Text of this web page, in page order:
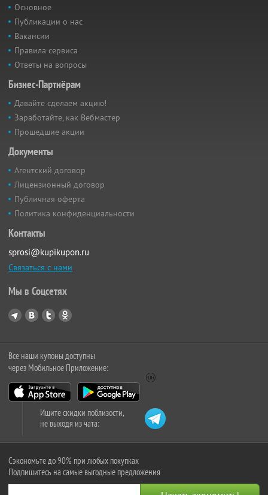
Основное
Публикации о нас
Вакансии
Правила сервиса
Ответы на вопросы
Бизнес-Партнёрам
Давайте сделаем акцию!
Заработайте, как Вебмастер
Прошедшие акции
Документы
Агентский договор
Лицензионный договор
Публичная оферта
Политика конфиденциальности
Контакты
sprosi@kupikupon.ru
Связаться с нами
Мы в Соцсетях
Все наши купоны доступны
через Мобильное Приложение:
Ищите скидки поблизости,
не выходя из чата:
Сэкономьте до 90% при любых покупках
Подпишитесь на самые выгодные предложения